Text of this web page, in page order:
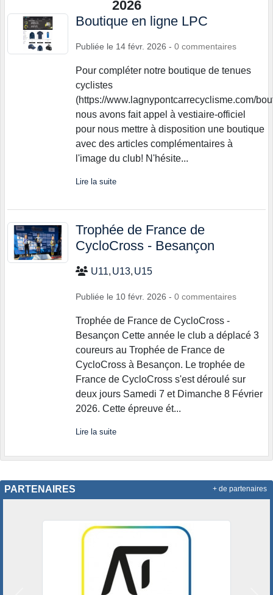
2026
Boutique en ligne LPC
Publiée le 14 févr. 2026 - 0 commentaires
Pour compléter notre boutique de tenues
cyclistes
(https://www.lagnypontcarrecyclisme.com/
nous avons fait appel à vestiaire-officiel
pour nous mettre à disposition une boutique
avec des articles complémentaires à
l'image du club! N'hésite...
Lire la suite
Trophée de France de
CycloCross - Besançon
U11 U13 U15
Publiée le 10 févr. 2026 - 0 commentaires
Trophée de France de CycloCross -
Besançon Cette année le club a déplacé 3
coureurs au Trophée de France de
CycloCross à Besançon. Le trophée de
France de CycloCross s'est déroulé sur
deux jours Samedi 7 et Dimanche 8 Février
2026. Cette épreuve ét...
Lire la suite
PARTENAIRES + de partenaires